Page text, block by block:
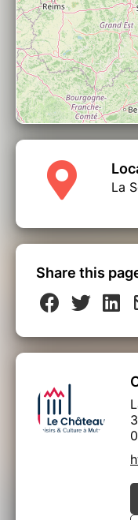
La
Share this